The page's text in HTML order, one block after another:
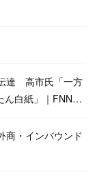
達 高市氏「一方
ん白紙」｜FNN…
商・インバウンド